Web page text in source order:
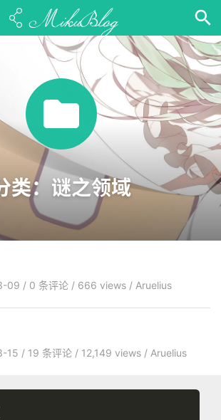
类：谜之领域
09 / 0 条评论 / 666 views / Aruelius
15 / 19 条评论 / 12,149 views / Aruelius